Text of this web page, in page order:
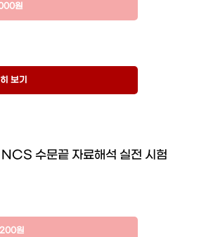
원
보기
수문끝 자료해석 실전 시험
원